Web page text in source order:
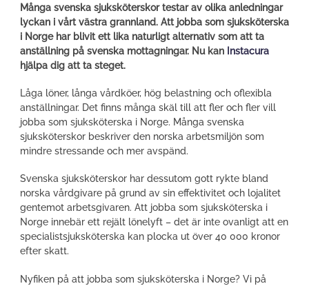
Många svenska sjuksköterskor testar av olika anledningar
lyckan i vårt västra grannland. Att jobba som sjuksköterska
i Norge har blivit ett lika naturligt alternativ som att ta
anställning på svenska mottagningar. Nu kan Instacura
hjälpa dig att ta steget.
Låga löner, långa vårdköer, hög belastning och oflexibla
anställningar. Det finns många skäl till att fler och fler vill
jobba som sjuksköterska i Norge. Många svenska
sjuksköterskor beskriver den norska arbetsmiljön som
mindre stressande och mer avspänd.
Svenska sjuksköterskor har dessutom gott rykte bland
norska vårdgivare på grund av sin effektivitet och lojalitet
gentemot arbetsgivaren. Att jobba som sjuksköterska i
Norge innebär ett rejält lönelyft – det är inte ovanligt att en
specialistsjuksköterska kan plocka ut över 40 000 kronor
efter skatt.
Nyfiken på att jobba som sjuksköterska i Norge? Vi på